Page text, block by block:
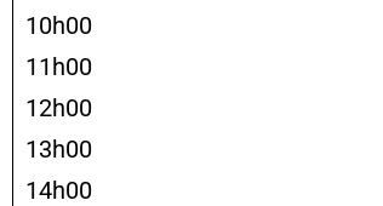
10h00
11h00
12h00
13h00
14h00